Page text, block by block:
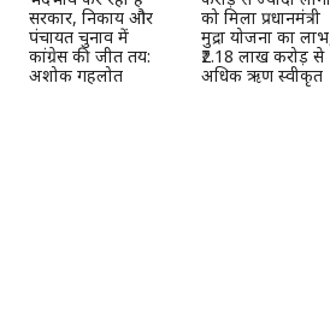
सरकार, निकाय और
पंचायत चुनाव में
कांग्रेस की जीत तय:
अशोक गहलोत
को मिला प्रधानमंत्री
मुद्रा योजना का
₹2.18 लाख करोड़ से
अधिक ऋण स्वीकृत